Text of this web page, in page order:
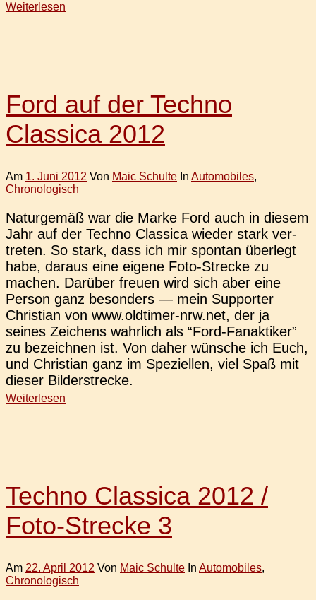
Weiterlesen
Ford auf der Techno
Classica 2012
Am 1. Juni 2012 Von Maic Schulte In Automobiles,
Chronologisch
Natur­ge­mäß war die Marke Ford auch in diesem
Jahr auf der Techno Clas­si­ca wieder stark ver­
tre­ten. So stark, dass ich mir spon­tan über­legt
habe, daraus eine eigene Foto-Stre­­cke zu
machen. Dar­über freuen wird sich aber eine
Person ganz beson­ders — mein Sup­port­er
Chris­ti­an von www.oldtimer-nrw.net, der ja
seines Zei­chens wahr­lich als “Ford-Fan­ak­­ti­ker”
zu bezeich­nen ist. Von daher wün­sche ich Euch,
und Chris­ti­an ganz im Spe­zi­el­len, viel Spaß mit
dieser Bilderstrecke.
Weiterlesen
Techno Classica 2012 /
Foto-Strecke 3
Am 22. April 2012 Von Maic Schulte In Automobiles,
Chronologisch